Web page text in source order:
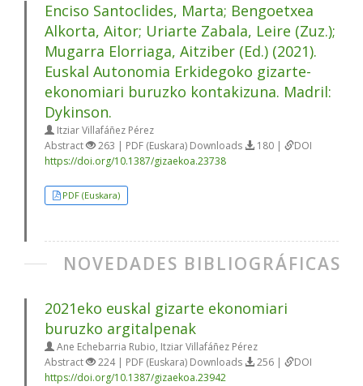
Enciso Santoclides, Marta; Bengoetxea
Alkorta, Aitor; Uriarte Zabala, Leire (Zuz.);
Mugarra Elorriaga, Aitziber (Ed.) (2021).
Euskal Autonomia Erkidegoko gizarte-
ekonomiari buruzko kontakizuna. Madril:
Dykinson.
Itziar Villafáñez Pérez
Abstract
263 | PDF (Euskara) Downloads 180 |
DOI
https://doi.org/10.1387/gizaekoa.23738
PDF (Euskara)
NOVEDADES BIBLIOGRÁFICAS
2021eko euskal gizarte ekonomiari
buruzko argitalpenak
Ane Echebarria Rubio, Itziar Villafáñez Pérez
Abstract
224 | PDF (Euskara) Downloads 256 |
DOI
https://doi.org/10.1387/gizaekoa.23942